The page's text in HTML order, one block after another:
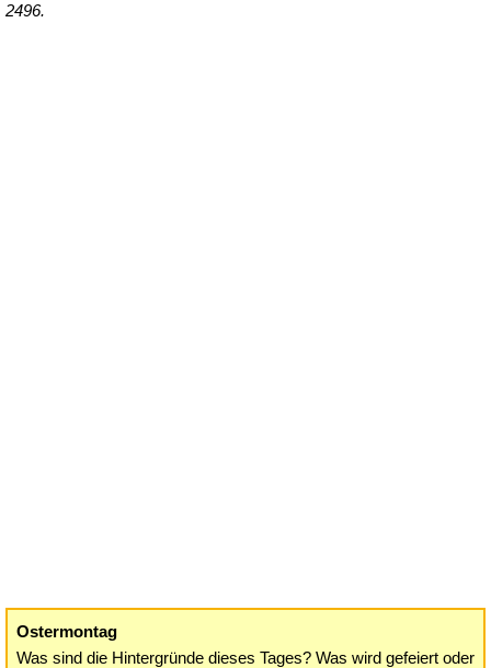
2496.
Ostermontag
Was sind die Hintergründe dieses Tages? Was wird gefeiert oder